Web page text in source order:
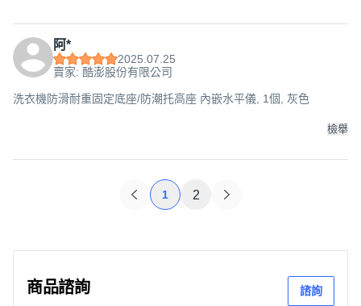
阿*
2025.07.25
賣家: 酷澎股份有限公司
洗衣機防滑耐重固定底座/防潮托高座 內嵌水平儀, 1個, 灰色
檢舉
1 2
商品諮詢 諮詢